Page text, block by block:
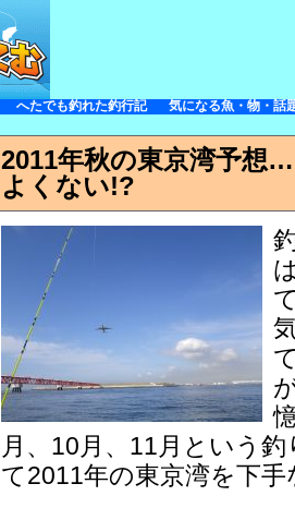
へたでも釣れた釣行記 気になる魚・物・話
2011年秋の東京湾予想
よくない!?
月、10月、11月という
て2011年の東京湾を下